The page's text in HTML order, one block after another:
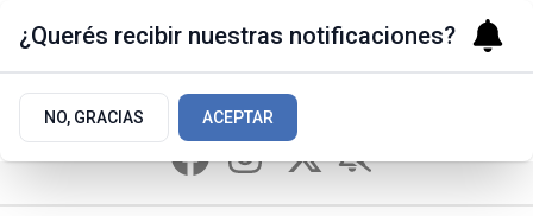
¿Querés recibir nuestras notificaciones?
NO, GRACIAS ACEPTAR